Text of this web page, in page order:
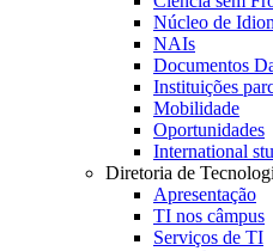
Núcleo de
NAIs
Documentos
Instituições
Mobilidade
Oportunidades
International
Diretoria de
Apresentação
TI nos câmpus
Serviços de TI